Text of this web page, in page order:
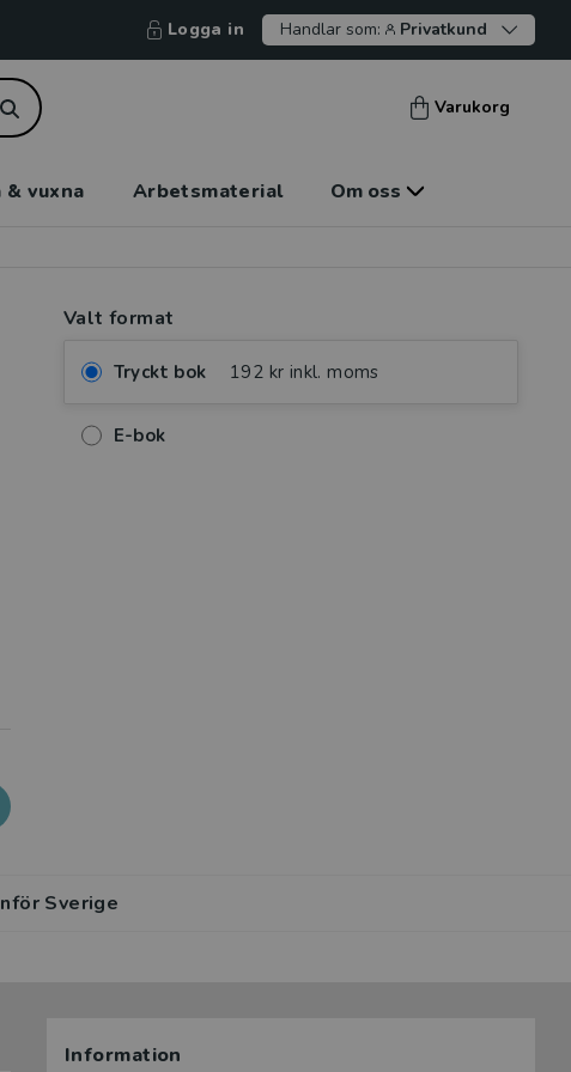
Logga in Handlar som: Privatkund
Varukorg
vuxna Arbetsmaterial Om oss
Valt format
Tryckt bok 192 kr inkl. moms
E-bok
Sverige
Information